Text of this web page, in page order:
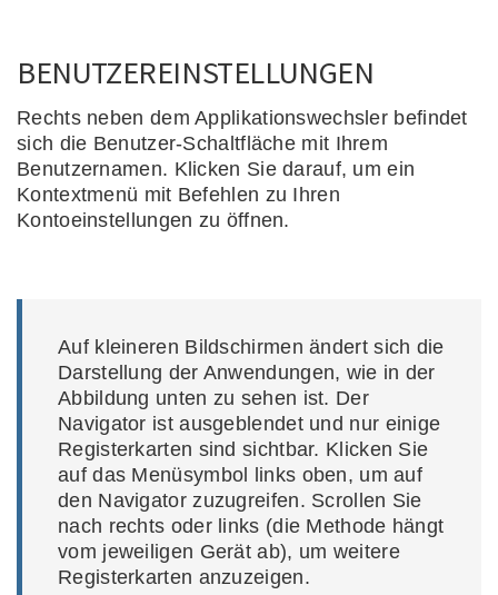
BENUTZEREINSTELLUNGEN
Rechts neben dem Applikationswechsler befindet
sich die Benutzer-Schaltfläche mit Ihrem
Benutzernamen. Klicken Sie darauf, um ein
Kontextmenü mit Befehlen zu Ihren
Kontoeinstellungen zu öffnen.
Auf kleineren Bildschirmen ändert sich die
Darstellung der Anwendungen, wie in der
Abbildung unten zu sehen ist. Der
Navigator ist ausgeblendet und nur einige
Registerkarten sind sichtbar. Klicken Sie
auf das Menüsymbol links oben, um auf
den Navigator zuzugreifen. Scrollen Sie
nach rechts oder links (die Methode hängt
vom jeweiligen Gerät ab), um weitere
Registerkarten anzuzeigen.